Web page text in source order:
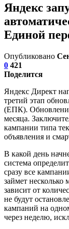
Яндекс
Единой
Опубликовано
0 421
Поделится
Яндекс Директ
третий этап
(ЕПК).
месяца.
кампании типа
объявления и
В какой день
система
сразу все
займет несколько
зависит от
не будут
кампаний на
через неделю,